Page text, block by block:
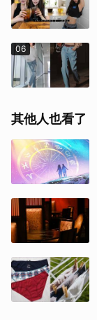
06
其他人也看了